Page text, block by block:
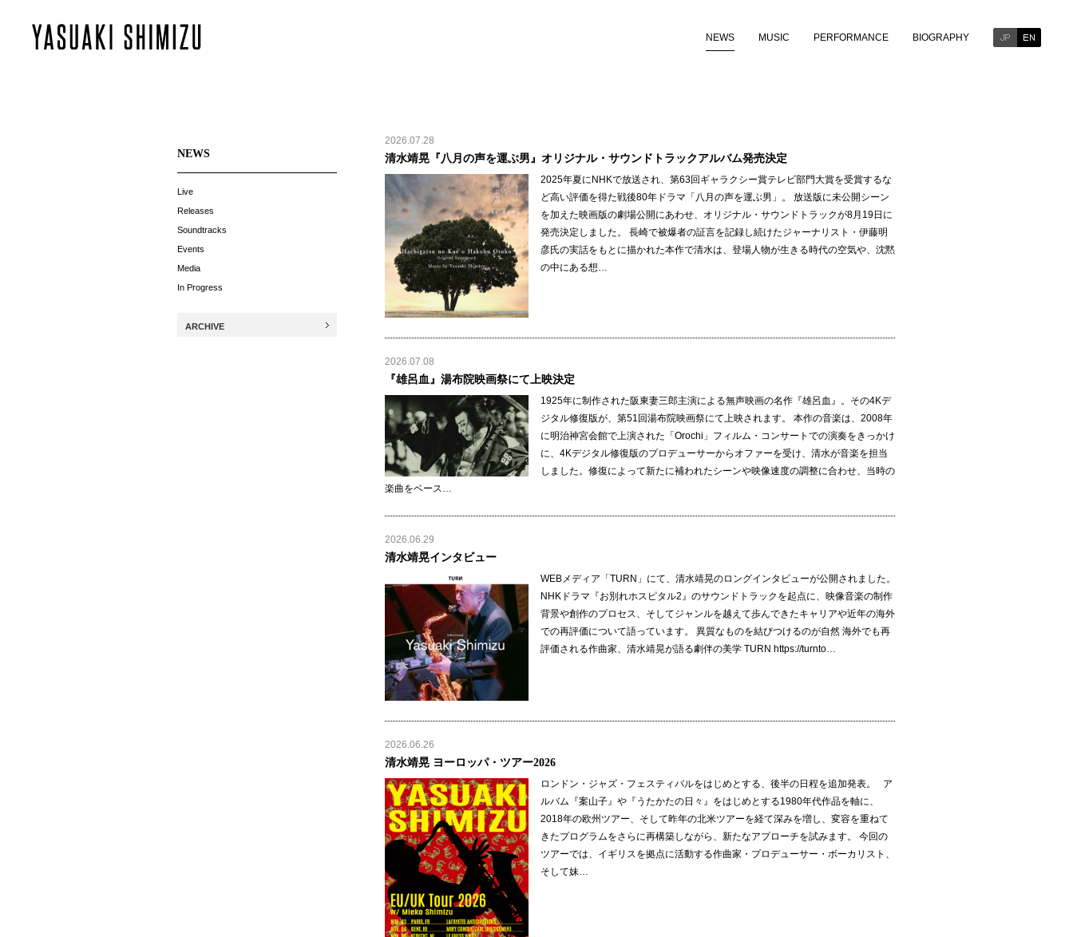
NEWS MUSIC PERFORMANCE BIOGRAPHY
NEWS
Live
Releases
Soundtracks
Events
Media
In Progress
ARCHIVE
2026.07.28
清水靖晃『八月の声を運ぶ男』オリジナル・サウンドトラックアルバム発売決定
2025年夏にNHKで放送され、第63回ギャラクシー賞テレビ部門大賞を受賞するな
ど高い評価を得た戦後80年ドラマ「八月の声を運ぶ男」。 放送版に未公開シーン
を加えた映画版の劇場公開にあわせ、オリジナル・サウンドトラックが8月19日に
発売決定しました。 長崎で被爆者の証言を記録し続けたジャーナリスト・伊藤明
彦氏の実話をもとに描かれた本作で清水は、登場人物が生きる時代の空気や、沈黙
の中にある想…
2026.07.08
『雄呂血』湯布院映画祭にて上映決定
1925年に制作された阪東妻三郎主演による無声映画の名作『雄呂血』。その4Kデ
ジタル修復版が、第51回湯布院映画祭にて上映されます。 本作の音楽は、2008年
に明治神宮会館で上演された「Orochi」フィルム・コンサートでの演奏をきっかけ
に、4Kデジタル修復版のプロデューサーからオファーを受け、清水が音楽を担当
しました。修復によって新たに補われたシーンや映像速度の調整に合わせ、当時の
楽曲をベース…
2026.06.29
清水靖晃インタビュー
WEBメディア「TURN」にて、清水靖晃のロングインタビューが公開されました。
NHKドラマ『お別れホスピタル2』のサウンドトラックを起点に、映像音楽の制作
背景や創作のプロセス、そしてジャンルを越えて歩んできたキャリアや近年の海外
での再評価について語っています。 異質なものを結びつけるのが自然 海外でも再
評価される作曲家、清水靖晃が語る劇伴の美学 TURN https://turnto…
2026.06.26
清水靖晃 ヨーロッパ・ツアー2026
ロンドン・ジャズ・フェスティバルをはじめとする、後半の日程を追加発表。 ア
ルバム『案山子』や『うたかたの日々』をはじめとする1980年代作品を軸に、
2018年の欧州ツアー、そして昨年の北米ツアーを経て深みを増し、変容を重ねて
きたプログラムをさらに再構築しながら、新たなアプローチを試みます。 今回の
ツアーでは、イギリスを拠点に活動する作曲家・プロデューサー・ボーカリスト、
そして妹…